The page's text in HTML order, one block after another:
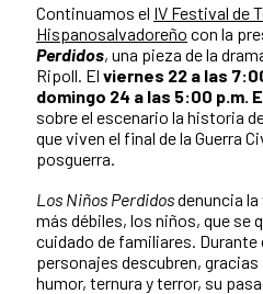
Continuamos el IV Festival de
Hispanosalvadoreño con la
Perdidos, una pieza de la
Ripoll. El viernes 22 a las
domingo 24 a las 5:00 p.m.
sobre el escenario la historia
que viven el final de la Guerra
posguerra.
Los Niños Perdidosdenuncia
más débiles, los niños, que se
cuidado de familiares. Durante
personajes descubren, gracias
humor, ternura y terror, su